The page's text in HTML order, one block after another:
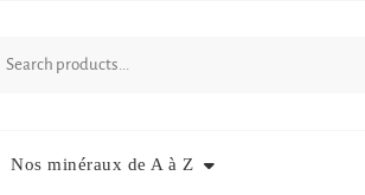
Nos minéraux de A à Z